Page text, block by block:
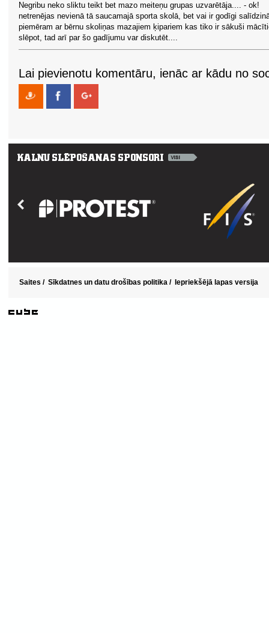
Negribu neko sliktu teikt bet mazo meiteņu grupas uzvarētāja.... - ok!
netrenējas nevienā tā saucamajā sporta skolā, bet vai ir godīgi
piemēram ar bērnu skoliņas mazajiem ķipariem kas tiko ir sākuši
slēpot, tad arī par šo gadījumu var diskutēt....
Lai pievienotu komentāru, ienāc ar kādu no
Saites / Sīkdatnes un datu drošības politika / Iepriekšējā lapas versija